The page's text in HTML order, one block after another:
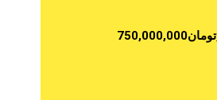
تومان750,000,000